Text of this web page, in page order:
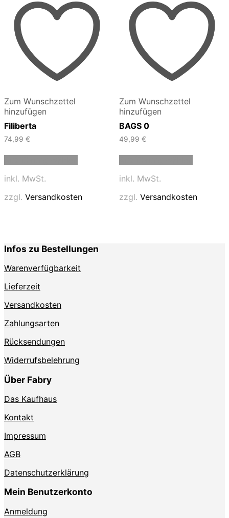
Zum Wunschzettel
hinzufügen
Filiberta
74,99 €
auf.
der
Produktseite
gewählt
inkl. MwSt.
zzgl. Versandkosten
Zum Wunschzettel
hinzufügen
BAGS 0
49,99 €
auf.
inkl. MwSt.
zzgl. Versandkosten
Infos zu Bestellungen
Warenverfügbarkeit
Lieferzeit
Versandkosten
Zahlungsarten
Rücksendungen
Widerrufsbelehrung
Über Fabry
Das Kaufhaus
Kontakt
Impressum
AGB
Datenschutzerklärung
Mein Benutzerkonto
Anmeldung